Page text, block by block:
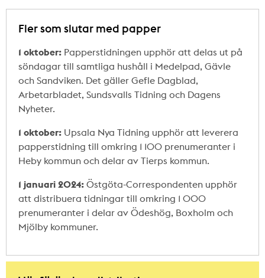
Fler som slutar med papper
1 oktober: Papperstidningen upphör att delas ut på
söndagar till samtliga hushåll i Medelpad, Gävle
och Sandviken. Det gäller Gefle Dagblad,
Arbetarbladet, Sundsvalls Tidning och Dagens
Nyheter.
1 oktober: Upsala Nya Tidning upphör att leverera
papperstidning till omkring 1 100 prenumeranter i
Heby kommun och delar av Tierps kommun.
1 januari 2024: Östgöta-Correspondenten upphör
att distribuera tidningar till omkring 1 000
prenumeranter i delar av Ödeshög, Boxholm och
Mjölby kommuner.